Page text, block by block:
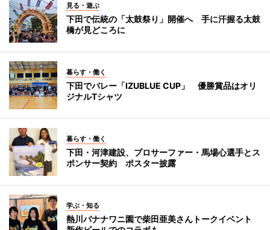
見る・遊ぶ
下田で伝統の「太鼓祭り」開催へ 手に汗握る太鼓
橋が見どころに
暮らす・働く
下田でバレー「IZUBLUE CUP」 優勝賞品はオリ
ジナルTシャツ
暮らす・働く
下田・河津建設、プロサーファー・馬場心選手とス
ポンサー契約 ポスター披露
学ぶ・知る
熱川バナナワニ園で柴田亜美さんトークイベント